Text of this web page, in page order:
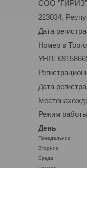
ООО "ГИРИЗ"
223034,
Дата
Номер в
УНП:
Дата
Режим
День
Понедельник
Вторник
Среда
Четверг